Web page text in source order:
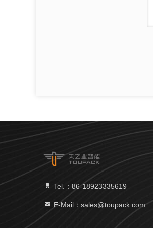
Tel.：86-18923335619
E-Mail：sales@toupack.com